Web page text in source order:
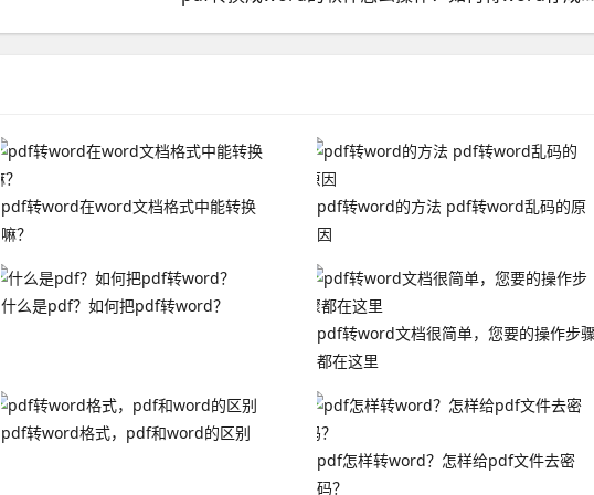
pdf转word在word文档格式中能转换
嘛？
pdf转word的方法 pdf转word乱码的原
因
什么是pdf？如何把pdf转word？
pdf转word文档很简单，您要的操作步
都在这里
pdf转word格式，pdf和word的区别
pdf怎样转word？怎样给pdf文件去密
码？